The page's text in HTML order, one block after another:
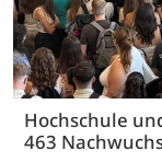
Hochschule
463